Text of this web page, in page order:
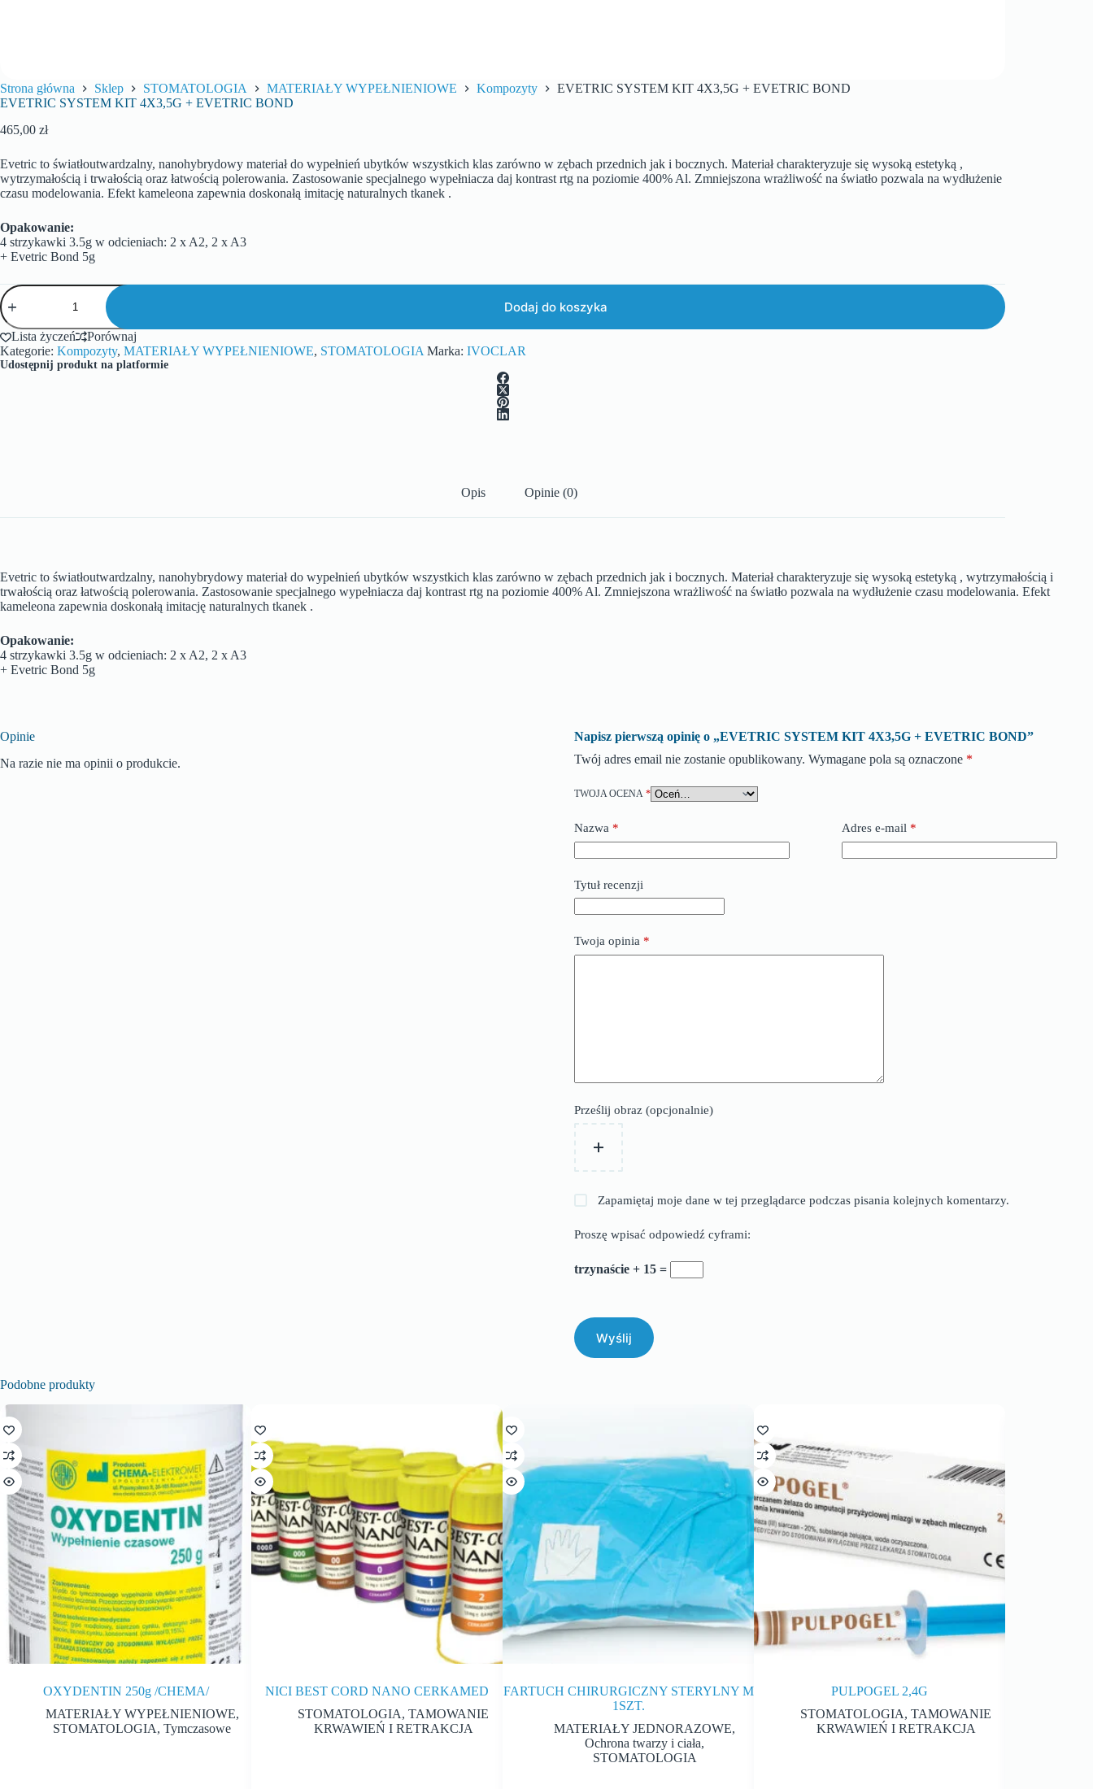
Strona główna Sklep STOMATOLOGIA MATERIAŁY WYPEŁNIENIOWE Kompozyty
EVETRIC SYSTEM KIT 4X3,5G + EVETRIC BOND
EVETRIC SYSTEM KIT 4X3,5G + EVETRIC BOND
465,00 zł
Evetric to światłoutwardzalny, nanohybrydowy materiał do wypełnień ubytków wszystkich klas zarówno w zębach przednich jak i bocznych. Materiał charakteryzuje się wysoką estetyką ,
wytrzymałością i trwałością oraz łatwością polerowania. Zastosowanie specjalnego wypełniacza daj kontrast rtg na poziomie 400% Al. Zmniejszona wrażliwość na światło pozwala na wydłużenie
czasu modelowania. Efekt kameleona zapewnia doskonałą imitację naturalnych tkanek .
Opakowanie:
4 strzykawki 3.5g w odcieniach: 2 x A2, 2 x A3
+ Evetric Bond 5g
Dodaj do koszyka
Lista życzeń
Porównaj
Kategorie: Kompozyty, MATERIAŁY WYPEŁNIENIOWE, STOMATOLOGIA Marka: IVOCLAR
Udostępnij produkt na platformie
Opis Opinie (0)
Evetric to światłoutwardzalny, nanohybrydowy materiał do wypełnień ubytków wszystkich klas zarówno w zębach przednich jak i bocznych. Materiał charakteryzuje się wysoką estetyką , wytrzymałością i
trwałością oraz łatwością polerowania. Zastosowanie specjalnego wypełniacza daj kontrast rtg na poziomie 400% Al. Zmniejszona wrażliwość na światło pozwala na wydłużenie czasu modelowania. Efekt
kameleona zapewnia doskonałą imitację naturalnych tkanek .
Opakowanie:
4 strzykawki 3.5g w odcieniach: 2 x A2, 2 x A3
+ Evetric Bond 5g
Opinie
Na razie nie ma opinii o produkcie.
Napisz pierwszą opinię o „EVETRIC SYSTEM KIT 4X3,5G + EVETRIC BOND”
Twój adres email nie zostanie opublikowany. Wymagane pola są oznaczone *
TWOJA OCENA *
Nazwa * Adres e-mail *
Tytuł recenzji
Twoja opinia *
Prześlij obraz (opcjonalnie)
Zapamiętaj moje dane w tej przeglądarce podczas pisania kolejnych komentarzy.
Proszę wpisać odpowiedź cyframi:
trzynaście + 15 =
Wyślij
Podobne produkty
OXYDENTIN 250g /CHEMA/
MATERIAŁY WYPEŁNIENIOWE,
STOMATOLOGIA,Tymczasowe
NICI BEST CORD NANO CERKAMED
STOMATOLOGIA,TAMOWANIE
KRWAWIEŃ I RETRAKCJA
FARTUCH CHIRURGICZNY STERYLNY M
1SZT.
MATERIAŁY JEDNORAZOWE,
Ochrona twarzy i ciała,
STOMATOLOGIA
PULPOGEL 2,4G
STOMATOLOGIA,TAMOWANIE
KRWAWIEŃ I RETRAKCJA